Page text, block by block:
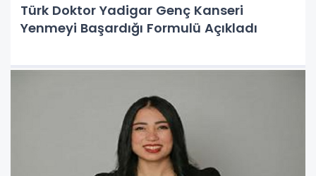
Türk Doktor Yadigar Genç Kanseri
Yenmeyi Başardığı Formulü Açıkladı